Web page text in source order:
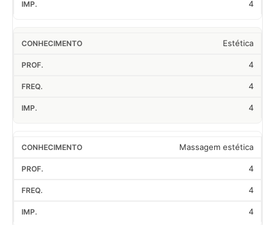
4
Estética
4
4
4
Massagem estética
4
4
4